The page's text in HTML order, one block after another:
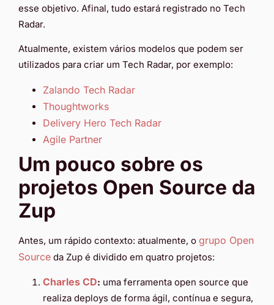
esse objetivo. Afinal, tudo estará registrado no Tech
Radar.
Atualmente, existem vários modelos que podem ser
utilizados para criar um Tech Radar, por exemplo:
Zalando Tech Radar
Thoughtworks
Delivery Hero Tech Radar
Agile Partner​
Um pouco sobre os
projetos Open Source da
Zup
Antes, um rápido contexto: atualmente, o grupo Open
Source da Zup é dividido em quatro projetos:
Charles CD: uma ferramenta open source que
realiza deploys de forma ágil, contínua e segura,